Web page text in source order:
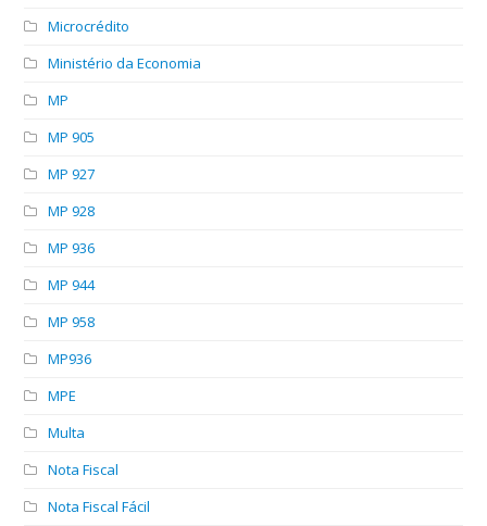
Microcrédito
Ministério da Economia
MP
MP 905
MP 927
MP 928
MP 936
MP 944
MP 958
MP936
MPE
Multa
Nota Fiscal
Nota Fiscal Fácil